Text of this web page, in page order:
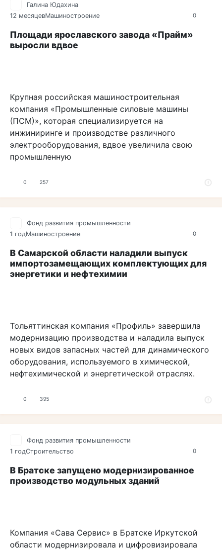
0
Галина Юдахина
12 месяцевМашиностроение
Площади ярославского завода «Прайм»
выросли вдвое
Крупная российская машиностроительная
компания «Промышленные силовые машины
(ПСМ)», которая специализируется на
инжиниринге и производстве различного
электрооборудования, вдвое увеличила свою
промышленную
0 257
0
Фонд развития промышленности
1 годМашиностроение
В Самарской области наладили выпуск
импортозамещающих комплектующих для
энергетики и нефтехимии
Тольяттинская компания «Профиль» завершила
модернизацию производства и наладила выпуск
новых видов запасных частей для динамического
оборудования, используемого в химической,
нефтехимической и энергетической отраслях.
0 395
0
Фонд развития промышленности
1 годСтроительство
В Братске запущено модернизированное
производство модульных зданий
Компания «Сава Сервис» в Братске Иркутской
области модернизировала и цифровизировала